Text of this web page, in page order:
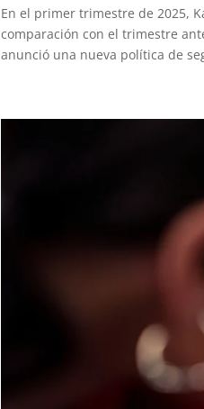
En el primer trimestre de 2025,
comparación con el trimestre
anunció una nueva política de